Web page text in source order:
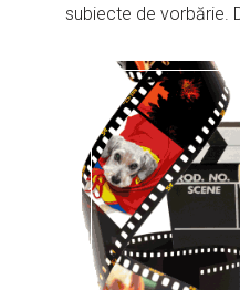
subiecte de vorbărie.